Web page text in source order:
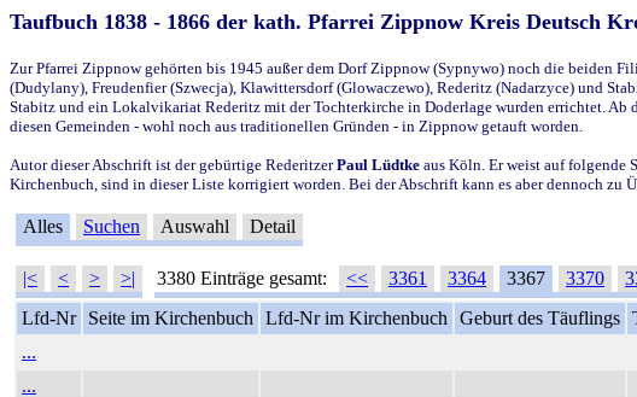
Taufbuch 1838 - 1866 der kath. Pfarrei Zippnow Kreis Deutsch
Zur Pfarrei Zippnow gehörten bis 1945 außer dem Dorf Zippnow (Sypnywo) noch die beiden
(Dudylany), Freudenfier (Szwecja), Klawittersdorf (Glowaczewo), Rederitz (Nadarzyce) und
Stabitz und ein Lokalvikariat Rederitz mit der Tochterkirche in Doderlage wurden errichtet. Ab
diesen Gemeinden - wohl noch aus traditionellen Gründen - in Zippnow getauft worden.
Autor dieser Abschrift ist der gebürtige RederitzerPaul Lüdtke aus Köln. Er weist auf folgende
Kirchenbuch, sind in dieser Liste korrigiert worden. Bei der Abschrift kann es aber dennoch zu
Alles Suchen Auswahl Detail
|< < > >| 3380 Einträge gesamt: << 3361 3364 3367 3370
Lfd-Nr
Seite im Kirchenbuch Lfd-Nr im Kirchenbuch Geburt des Täuflings
...
...